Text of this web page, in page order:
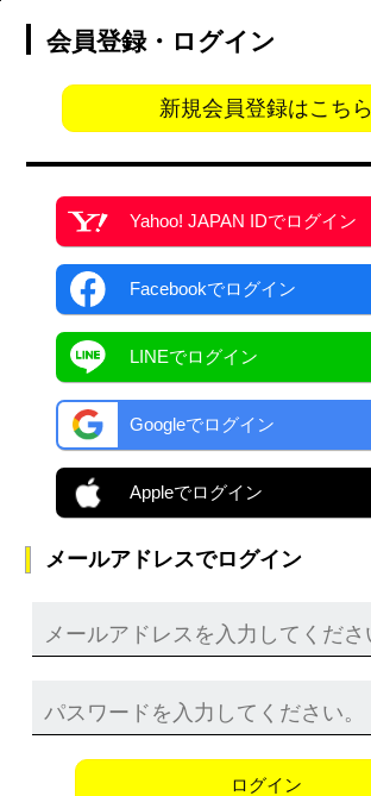
会員登録・ログイン
新規会員登録はこちら
Yahoo! JAPAN IDでログイン
Facebookでログイン
LINEでログイン
Googleでログイン
Appleでログイン
メールアドレスでログイン
ログイン